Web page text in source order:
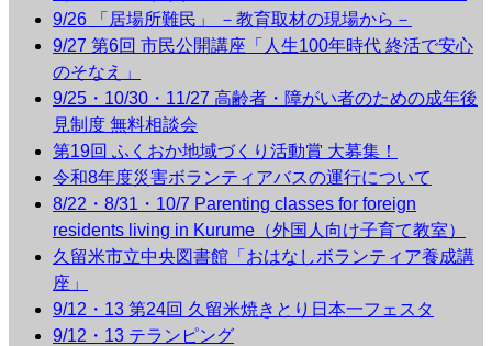
9/26 「居場所難民」 －教育取材の現場から－
9/27 第6回 市民公開講座「人生100年時代 終活で安心
のそなえ」
9/25・10/30・11/27 高齢者・障がい者のための成年後
見制度 無料相談会
第19回 ふくおか地域づくり活動賞 大募集！
令和8年度災害ボランティアバスの運行について
8/22・8/31・10/7 Parenting classes for foreign
residents living in Kurume（外国人向け子育て教室）
久留米市立中央図書館「おはなしボランティア養成講
座」
9/12・13 第24回 久留米焼きとり日本一フェスタ
9/12・13 テランピング